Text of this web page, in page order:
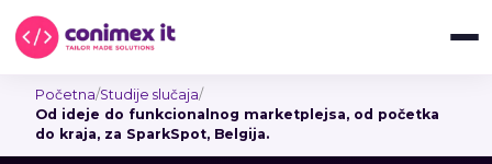
Početna/Studije slučaja/
Od ideje do funkcionalnog marketplejsa, od početka
do kraja, za SparkSpot, Belgija.